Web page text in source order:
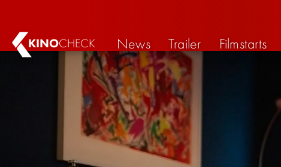
KINOCHECK News Trailer Filmstarts